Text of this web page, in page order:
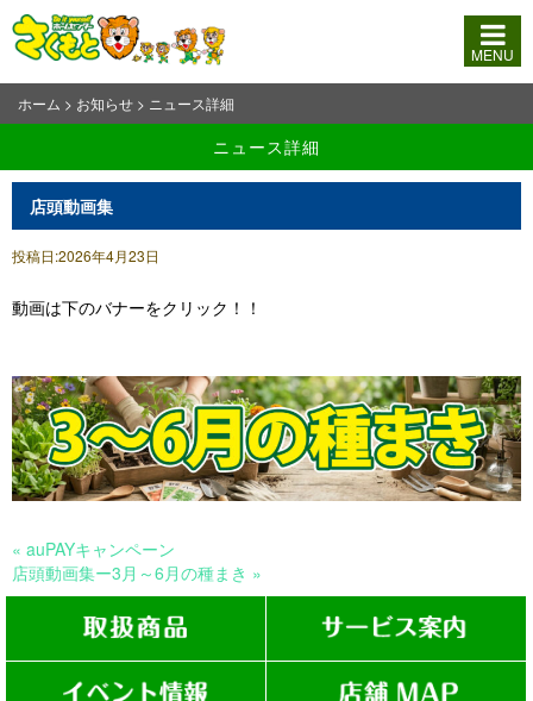
MENU
ホーム > お知らせ > ニュース詳細
ニュース詳細
店頭動画集
投稿日:2026年4月23日
動画は下のバナーをクリック！！
« auPAYキャンペーン
店頭動画集ー3月～6月の種まき »